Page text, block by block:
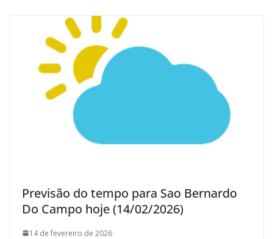
Previsão do tempo para Sao Bernardo
Do Campo hoje (14/02/2026)
14 de fevereiro de 2026